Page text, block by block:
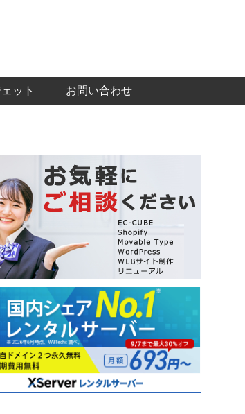
ット お問い合わせ